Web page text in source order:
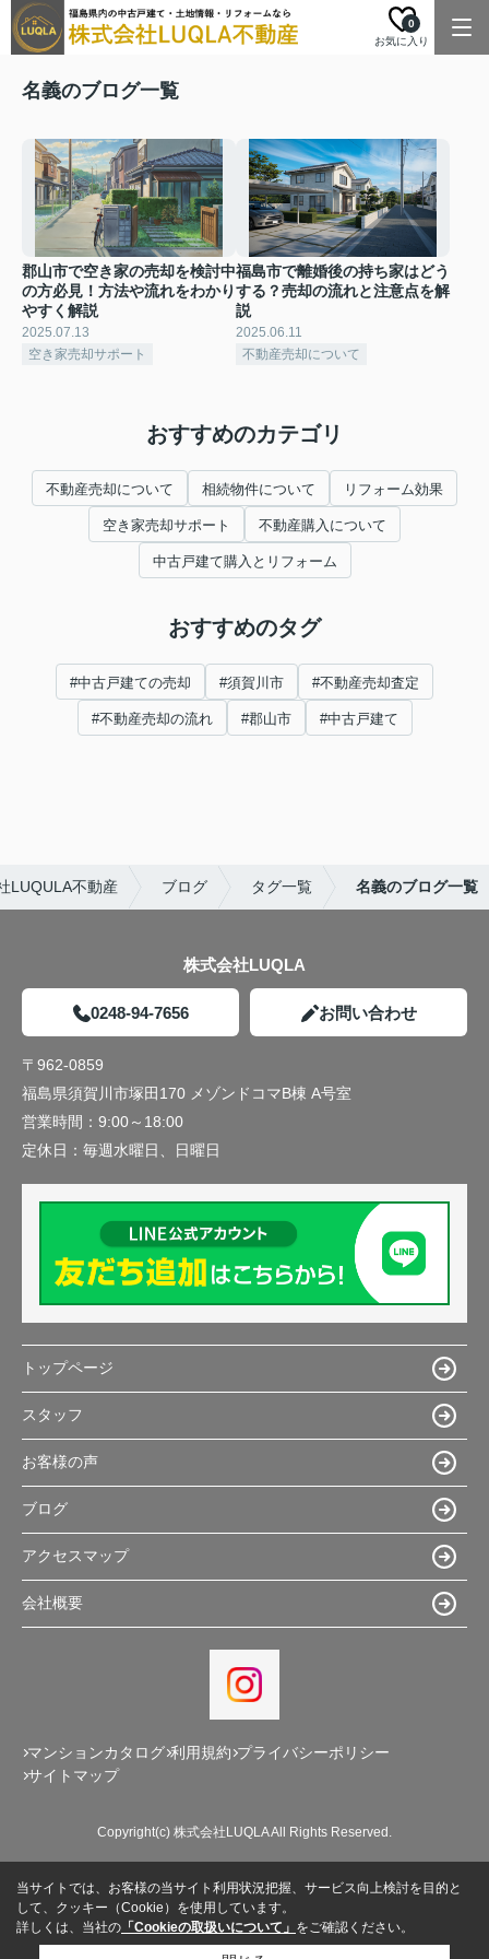
お気に入り
0
名義のブログ一覧
郡山市で空き家の売却を検討中
の方必見！方法や流れをわかり
やすく解説
2025.07.13
空き家売却サポート
福島市で離婚後の持ち家はどう
する？売却の流れと注意点を解
説
2025.06.11
不動産売却について
おすすめのカテゴリ
不動産売却について 相続物件について リフォーム効果
空き家売却サポート 不動産購入について
中古戸建て購入とリフォーム
おすすめのタグ
#中古戸建ての売却 #須賀川市 #不動産売却査定
#不動産売却の流れ #郡山市 #中古戸建て
LUQULA不動産 ブログ タグ一覧 名義のブログ一覧
株式会社LUQLA
0248-94-7656 お問い合わせ
〒962-0859
福島県須賀川市塚田170 メゾンドコマB棟 A号室
営業時間： 9:00～18:00
定休日： 毎週水曜日、日曜日
トップページ
スタッフ
お客様の声
ブログ
アクセスマップ
会社概要
マンションカタログ 利用規約 プライバシーポリシー
サイトマップ
Copyright(c) 株式会社LUQLA All Rights Reserved.
当サイトでは、お客様の当サイト利用状況把握、サービス向上検討を目的と
して、クッキー（Cookie）を使用しています。
詳しくは、当社の 「Cookieの取扱いについて」 をご確認ください。